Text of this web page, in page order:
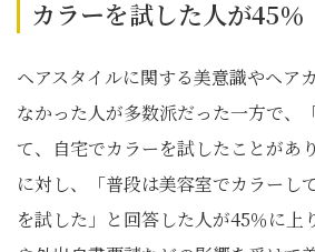
カラーを試した人が45％
ヘアスタイルに関する美意識やヘア
なかった人が多数派だった一方で、
て、自宅でカラーを試したことがあ
に対し、「普段は美容室でカラーし
を試した」と回答した人が45％に上